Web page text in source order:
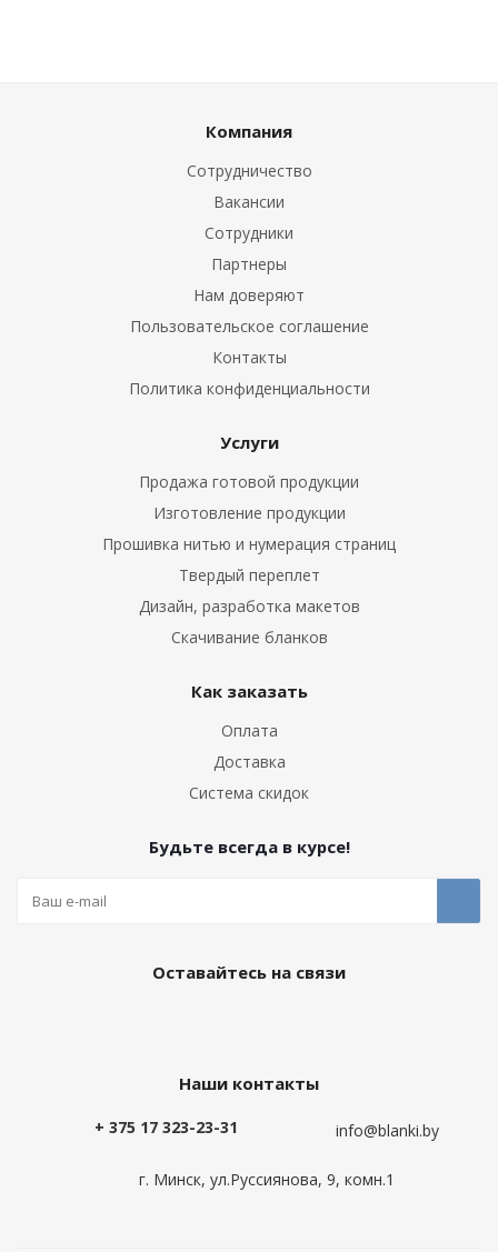
Компания
Сотрудничество
Вакансии
Сотрудники
Партнеры
Нам доверяют
Пользовательское соглашение
Контакты
Политика конфиденциальности
Услуги
Продажа готовой продукции
Изготовление продукции
Прошивка нитью и нумерация страниц
Твердый переплет
Дизайн, разработка макетов
Скачивание бланков
Как заказать
Оплата
Доставка
Система скидок
Будьте всегда в курсе!
Оставайтесь на связи
Наши контакты
+ 375 17 323-23-31 info@blanki.by
г. Минск, ул.Руссиянова, 9, комн.1